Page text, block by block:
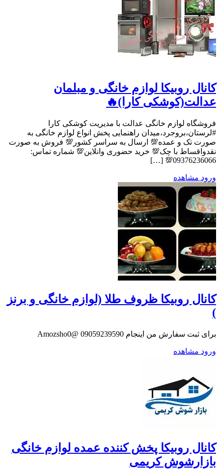
کانال روبیکا لوازم خانگی و مبلمان
عدالت(کوشکی کارا)🔥
فروشگاه لوازم خانگی عدالت با مدیریت کوشکی کارا
#لرستان،بروجرد،میدان راهنمایی پخش انواع لوازم خانگی به
صورت تک و عمده💯 ارسال به سراسر کشور💯 فروش به صورت
نقدواقساط با چک💯 خرید حضوری وانلاین💯 شماره تماس:
09376236066💯 […]
ورود مشاهده
کانال روبیکا ظروف طلا (لوازم خانگی و برنز
)
برای ثبت سفارش من اینجام 09059239590 @Amozsho0
ورود مشاهده
کانال روبیکا پخش کننده عمده لوازم خانگی
بازارشوش کریمی